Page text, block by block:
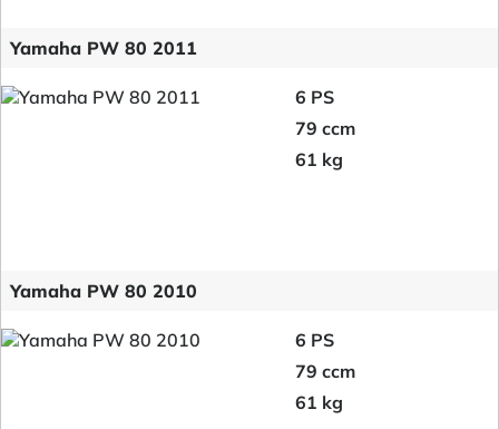
Yamaha PW 80 2011
6 PS
79 ccm
61 kg
Yamaha PW 80 2010
6 PS
79 ccm
61 kg